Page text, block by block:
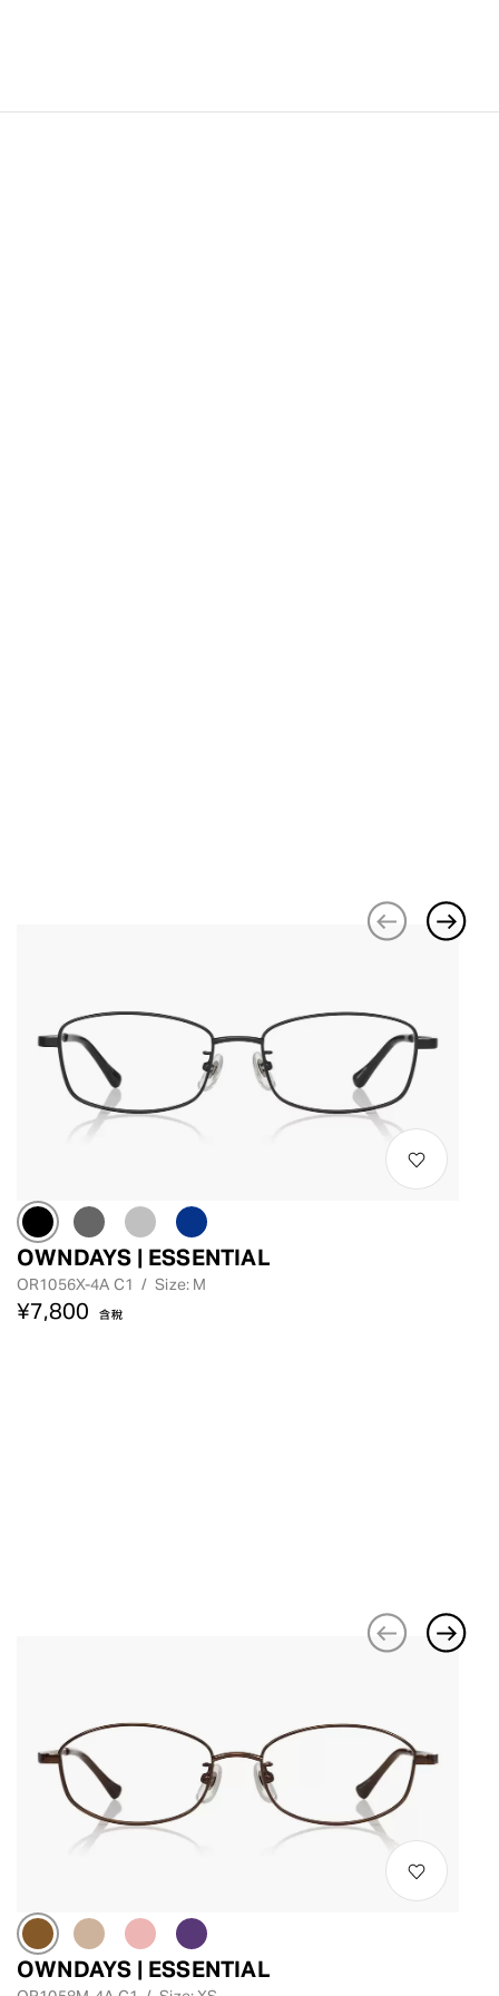
OWNDAYS | ESSENTIAL
OR1056X-4A C1 / Size: M
¥7,800 含稅
OWNDAYS | ESSENTIAL